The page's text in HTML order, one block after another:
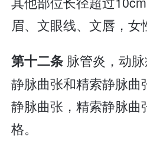
眉、文眼线、文唇，女
第十二条 脉管炎，动
静脉曲张和精索静脉曲
静脉曲张，精索静脉曲
格。